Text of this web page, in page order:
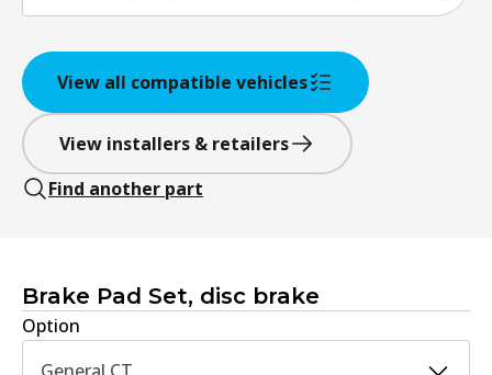
View all compatible vehicles
View installers & retailers
Find another part
Brake Pad Set, disc brake
Option